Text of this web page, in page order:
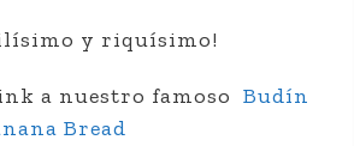
y riquísimo!
a nuestro famoso Budín
Bread